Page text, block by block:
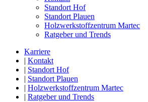
Standort Hof
Standort Plauen
Holzwerkstoffzentrum Martec
Ratgeber und Trends
Karriere
| Kontakt
| Standort Hof
| Standort Plauen
| Holzwerkstoffzentrum Martec
| Ratgeber und Trends